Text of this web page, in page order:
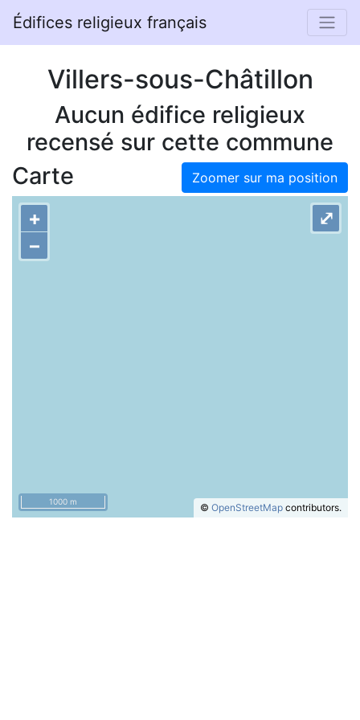
Édifices religieux français
Villers-sous-Châtillon
Aucun édifice religieux
recensé sur cette commune
Zoomer sur ma position
Carte
+
–
© OpenStreetMap contributors.
⤢
1000 m